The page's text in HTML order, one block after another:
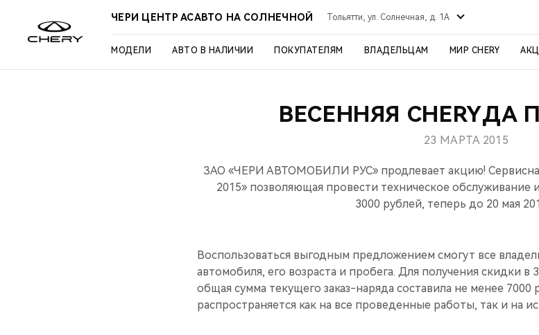
ЧЕРИ ЦЕНТР АСАВТО НА СОЛНЕЧНОЙ Тольятти, ул. Солнечная, д. 1А
МОДЕЛИ АВТО В НАЛИЧИИ ПОКУПАТЕЛЯМ ВЛАДЕЛЬЦАМ МИР CHERY
ВЕСЕННЯЯ CHERYДА
23 МАРТА 2015
ЗАО «ЧЕРИ АВТОМОБИЛИ РУС» продлевает акцию! Сервисная
2015» позволяющая провести техническое
3000 рублей, теперь до 20 мая
Воспользоваться выгодным предложением смогут все
автомобиля, его возраста и пробега. Для получения скидки
общая сумма текущего заказ-наряда составила не менее 7000
распространяется как на все проведенные работы, так и на